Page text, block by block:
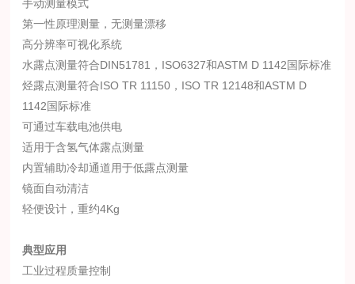
手动测量模式
第一性原理测量，无测量漂移
高分辨率可视化系统
水露点测量符合DIN51781 ， ISO6327和ASTM D 1142国际标准
烃露点测量符合ISO TR 11150 ， ISO TR 12148和ASTM D
1142国际标准
可通过车载电池供电
适用于含氢气体露点测量
内置辅助冷却通道用于低露点测量
镜面自动清洁
轻便设计，重约4Kg
典型应用
工业过程质量控制